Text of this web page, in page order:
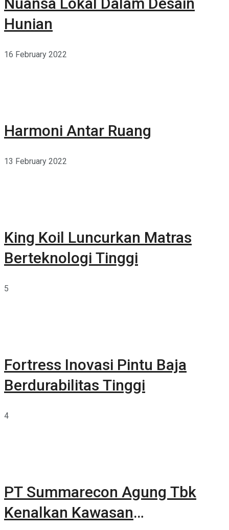
Hunian
16 February 2022
Harmoni Antar Ruang
13 February 2022
King Koil Luncurkan Matras
Berteknologi Tinggi
5
Fortress Inovasi Pintu Baja
Berdurabilitas Tinggi
4
PT Summarecon Agung Tbk
Kenalkan Kawasan